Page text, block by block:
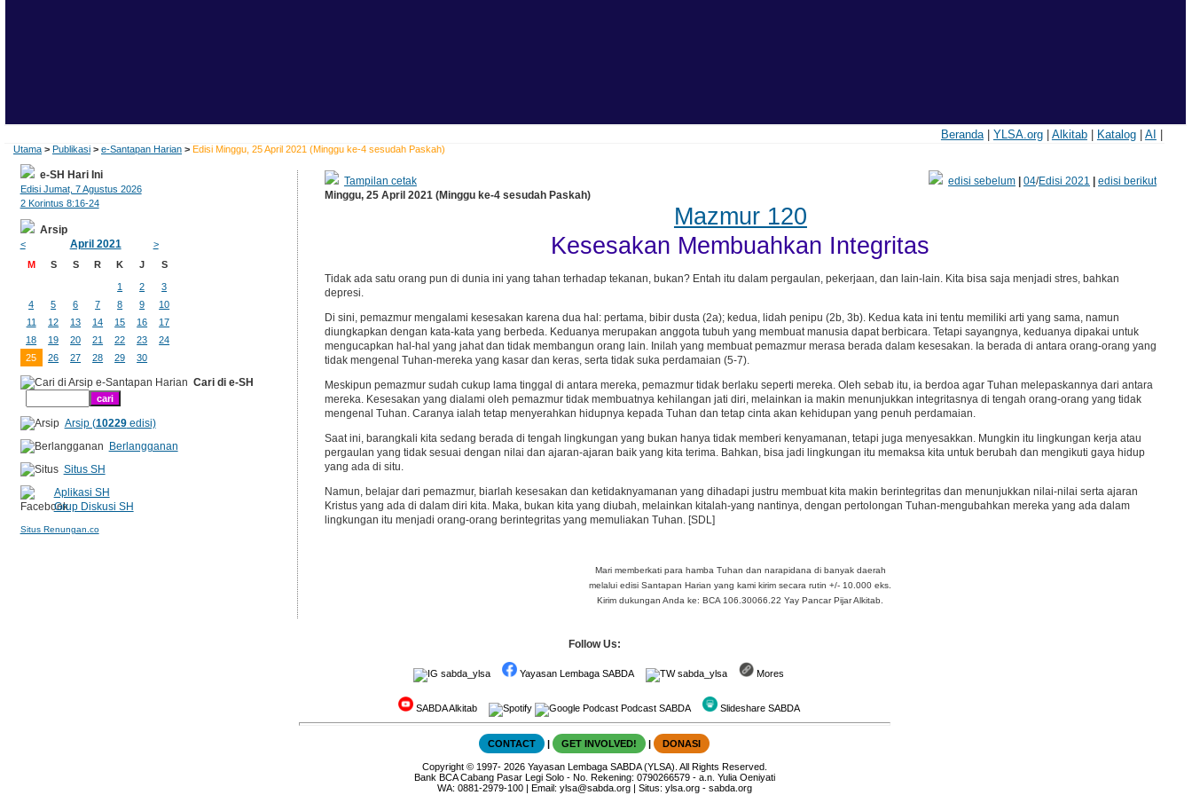
Beranda| YLSA.org| Alkitab| Katalog| AI
Utama > Publikasi > e-Santapan Harian > Edisi Minggu, 25 April 2021 (Minggu ke-4 sesudah Paskah)
Tampilan cetak edisi sebelum| 04/Edisi 2021
edisi berikut
Minggu, 25 April 2021 (Minggu ke-4 sesudah Paskah)
Mazmur 120
Kesesakan Membuahkan Integritas
Tidak ada satu orang pun di dunia ini yang tahan terhadap tekanan, bukan? Entah itu dalam pergaulan, pekerjaan, dan lain-lain. Kita bisa saja menjadi stres, bahkan
depresi.
Di sini, pemazmur mengalami kesesakan karena dua hal: pertama, bibir dusta (2a); kedua, lidah penipu (2b, 3b). Kedua kata ini tentu memiliki arti yang sama, namun
diungkapkan dengan kata-kata yang berbeda. Keduanya merupakan anggota tubuh yang membuat manusia dapat berbicara. Tetapi sayangnya, keduanya dipakai untuk
mengucapkan hal-hal yang jahat dan tidak membangun orang lain. Inilah yang membuat pemazmur merasa berada dalam kesesakan. Ia berada di antara orang-orang yang
tidak mengenal Tuhan-mereka yang kasar dan keras, serta tidak suka perdamaian (5-7).
Meskipun pemazmur sudah cukup lama tinggal di antara mereka, pemazmur tidak berlaku seperti mereka. Oleh sebab itu, ia berdoa agar Tuhan melepaskannya dari antara
mereka. Kesesakan yang dialami oleh pemazmur tidak membuatnya kehilangan jati diri, melainkan ia makin menunjukkan integritasnya di tengah orang-orang yang tidak
mengenal Tuhan. Caranya ialah tetap menyerahkan hidupnya kepada Tuhan dan tetap cinta akan kehidupan yang penuh perdamaian.
Saat ini, barangkali kita sedang berada di tengah lingkungan yang bukan hanya tidak memberi kenyamanan, tetapi juga menyesakkan. Mungkin itu lingkungan kerja atau
pergaulan yang tidak sesuai dengan nilai dan ajaran-ajaran baik yang kita terima. Bahkan, bisa jadi lingkungan itu memaksa kita untuk berubah dan mengikuti gaya hidup
yang ada di situ.
Namun, belajar dari pemazmur, biarlah kesesakan dan ketidaknyamanan yang dihadapi justru membuat kita makin berintegritas dan menunjukkan nilai-nilai serta ajaran
Kristus yang ada di dalam diri kita. Maka, bukan kita yang diubah, melainkan kitalah-yang nantinya, dengan pertolongan Tuhan-mengubahkan mereka yang ada dalam
lingkungan itu menjadi orang-orang berintegritas yang memuliakan Tuhan. [SDL]
Mari memberkati para hamba Tuhan dan narapidana di banyak daerah
melalui edisi Santapan Harian yang kami kirim secara rutin +/- 10.000 eks.
Kirim dukungan Anda ke: BCA 106.30066.22 Yay Pancar Pijar Alkitab.
e-SH Hari Ini
Edisi Jumat, 7 Agustus 2026
2 Korintus 8:16-24
Arsip
< April 2021
>
M
S S R K J S
1 2
3
4
5 6 7 8 9
10
11
12 13 14 15 16
17
18
19 20 21 22 23
24
25
26 27 28 29 30
Cari di e-SH
Arsip (10229edisi)
Berlangganan
Situs SH
Aplikasi SH
Grup Diskusi SH
Situs Renungan.co
Follow Us:
sabda_ylsa Yayasan Lembaga SABDA sabda_ylsa Mores
SABDA Alkitab Podcast SABDA Slideshare SABDA
CONTACT | GET INVOLVED! | DONASI
Copyright© 1997- 2026 Yayasan Lembaga SABDA (YLSA). All Rights Reserved.
Bank BCA Cabang Pasar Legi Solo - No. Rekening: 0790266579 - a.n. Yulia Oeniyati
WA: 0881-2979-100| Email: ylsa@sabda.org| Situs: ylsa.org- sabda.org